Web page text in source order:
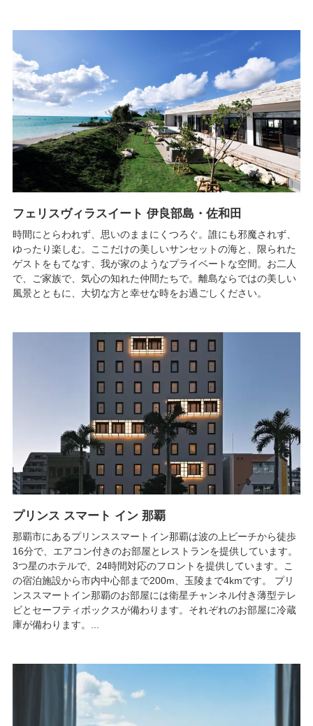
フェリスヴィラスイート 伊良部島・佐和田
時間にとらわれず、思いのままにくつろぐ。誰にも邪魔されず、
ゆったり楽しむ。ここだけの美しいサンセットの海と、限られた
ゲストをもてなす、我が家のようなプライベートな空間。お二人
で、ご家族で、気心の知れた仲間たちで。離島ならではの美しい
風景とともに、大切な方と幸せな時をお過ごしください。
プリンス スマート イン 那覇
那覇市にあるプリンススマートイン那覇は波の上ビーチから徒歩
16分で、エアコン付きのお部屋とレストランを提供しています。
3つ星のホテルで、24時間対応のフロントを提供しています。こ
の宿泊施設から市内中心部まで200m、玉陵まで4kmです。 プリ
ンススマートイン那覇のお部屋には衛星チャンネル付き薄型テレ
ビとセーフティボックスが備わります。それぞれのお部屋に冷蔵
庫が備わります。...